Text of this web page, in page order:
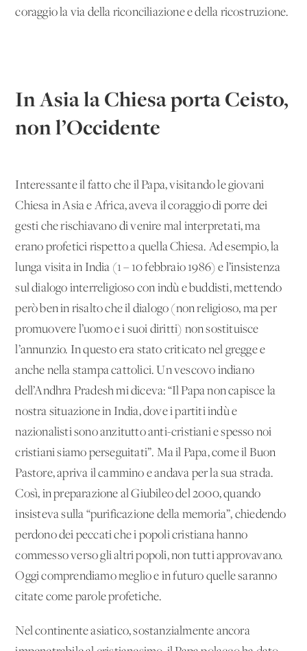
coraggio la via della riconciliazione e della ricostruzione.
In Asia la Chiesa porta Ceisto,
non l’Occidente
Interessante il fatto che il Papa, visitando le giovani
Chiesa in Asia e Africa, aveva il coraggio di porre dei
gesti che rischiavano di venire mal interpretati, ma
erano profetici rispetto a quella Chiesa. Ad esempio, la
lunga visita in India (1 – 10 febbraio 1986) e l’insistenza
sul dialogo interreligioso con indù e buddisti, mettendo
però ben in risalto che il dialogo (non religioso, ma per
promuovere l’uomo e i suoi diritti) non sostituisce
l’annunzio. In questo era stato criticato nel gregge e
anche nella stampa cattolici. Un vescovo indiano
dell’Andhra Pradesh mi diceva: “Il Papa non capisce la
nostra situazione in India, dove i partiti indù e
nazionalisti sono anzitutto anti-cristiani e spesso noi
cristiani siamo perseguitati”. Ma il Papa, come il Buon
Pastore, apriva il cammino e andava per la sua strada.
Così, in preparazione al Giubileo del 2000, quando
insisteva sulla “purificazione della memoria”, chiedendo
perdono dei peccati che i popoli cristiana hanno
commesso verso gli altri popoli, non tutti approvavano.
Oggi comprendiamo meglio e in futuro quelle saranno
citate come parole profetiche.
Nel continente asiatico, sostanzialmente ancora